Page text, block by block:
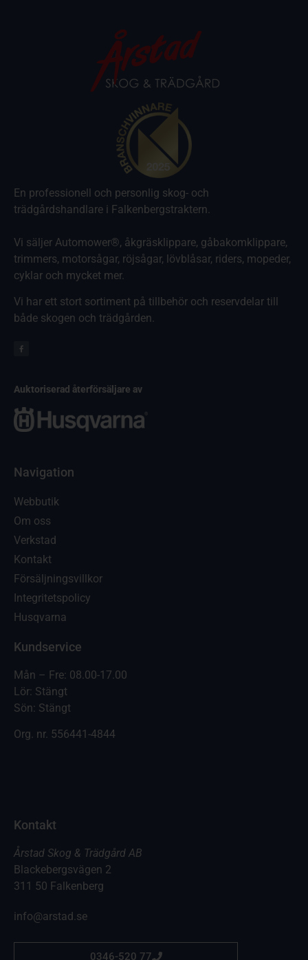
En professionell och personlig skog- och
trädgårdshandlare i Falkenbergstraktern.
Vi säljer Automower®, åkgräsklippare, gåbakomklippare,
trimmers, motorsågar, röjsågar, lövblåsar, riders, mopeder,
cyklar och mycket mer.
Vi har ett stort sortiment på tillbehör och reservdelar till
både skogen och trädgården.
Auktoriserad återförsäljare av
Navigation
Webbutik
Om oss
Verkstad
Kontakt
Försäljningsvillkor
Integritetspolicy
Husqvarna
Kundservice
Mån – Fre: 08.00-17.00
Lör: Stängt
Sön: Stängt
Org. nr. 556441-4844
Kontakt
Årstad Skog & Trädgård AB
Blackebergsvägen 2
311 50 Falkenberg
info@arstad.se
0346-520 77